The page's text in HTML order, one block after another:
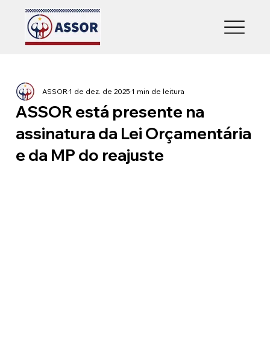
ASSOR está presente na
assinatura da Lei Orçamentária
e da MP do reajuste
ASSOR1 de dez. de 20251 min de leitura